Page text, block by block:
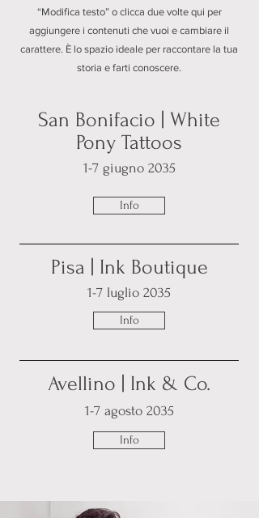
“Modifica testo” o clicca due volte qui per
aggiungere i contenuti che vuoi e cambiare il
carattere. È lo spazio ideale per raccontare la tua
storia e farti conoscere.
San Bonifacio | White
Pony Tattoos
1-7 giugno 2035
Info
Pisa | Ink Boutique
1-7 luglio 2035
Info
Avellino | Ink & Co.
1-7 agosto 2035
Info